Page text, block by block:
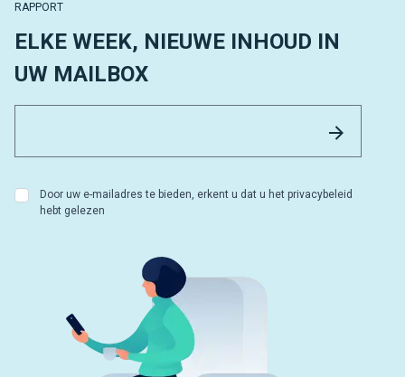
RAPPORT
ELKE WEEK, NIEUWE INHOUD IN
UW MAILBOX
Door uw e-mailadres te bieden, erkent u dat u het privacybeleid
hebt gelezen